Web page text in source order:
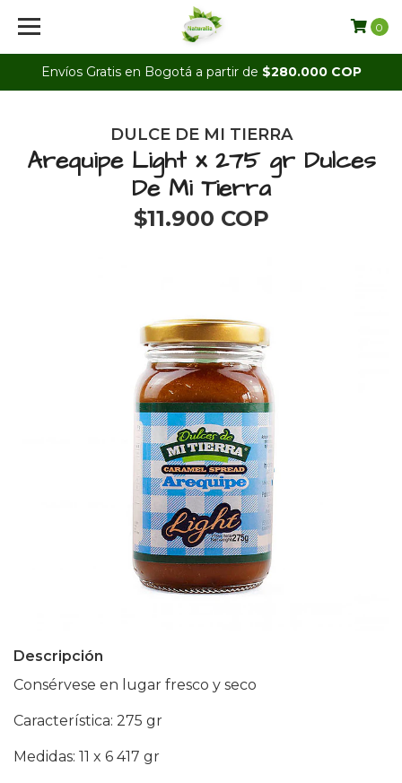
Envíos Gratis en Bogotá a partir de $280.000 COP
0
DULCE DE MI TIERRA
Arequipe Light x 275 gr Dulces
De Mi Tierra
$11.900 COP
Descripción
Consérvese en lugar fresco y seco
Característica: 275 gr
Medidas: 11 x 6 417 gr